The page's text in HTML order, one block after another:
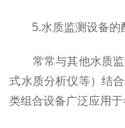
5.水质监测设备的
常常与其他水质监
式水质分析仪等）结
类组合设备广泛应用于